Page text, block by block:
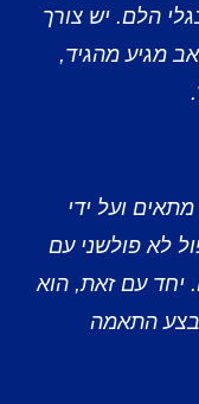
הלם. יש צורך
מגיע מהגיד,
ועל ידי
לא פולשני עם
יחד עם זאת, הוא
התאמה